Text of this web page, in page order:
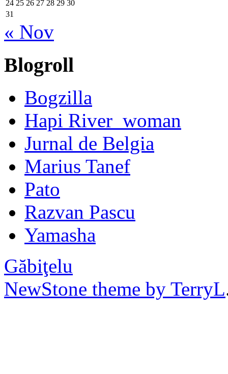
24 25 26 27 28 29 30
31
« Nov
Blogroll
Bogzilla
Hapi River_woman
Jurnal de Belgia
Marius Tanef
Pato
Razvan Pascu
Yamasha
Găbiţelu
NewStone theme by TerryL